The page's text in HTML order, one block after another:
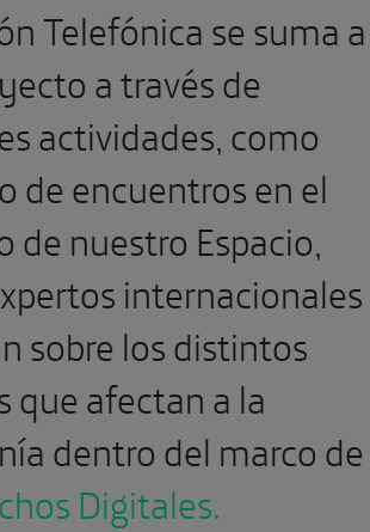
Telefónica se suma a
a través de
actividades, como
de encuentros en el
de nuestro Espacio,
internacionales
sobre los distintos
que afectan a la
dentro del marco de
Digitales.